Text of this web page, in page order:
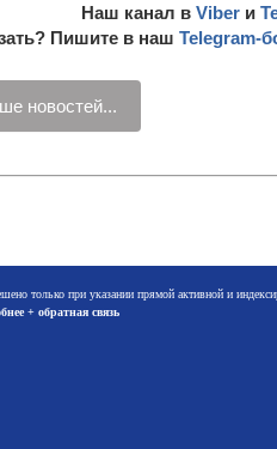
Наш канал в Viber и
Пишите в наш Telegram-
новостей...
только при указании прямой активной и
+ обратная связь